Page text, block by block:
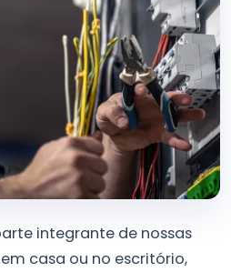
integrante de nossas
casa ou no escritório,